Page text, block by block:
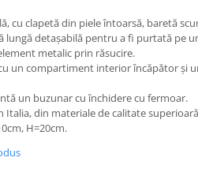
cu clapetă din piele întoarsă, baretă
lungă detașabilă pentru a fi purtată pe
metalic prin răsucire.
un compartiment interior încăpător și
un buzunar cu închidere cu fermoar.
Italia, din materiale de calitate
H=20cm.